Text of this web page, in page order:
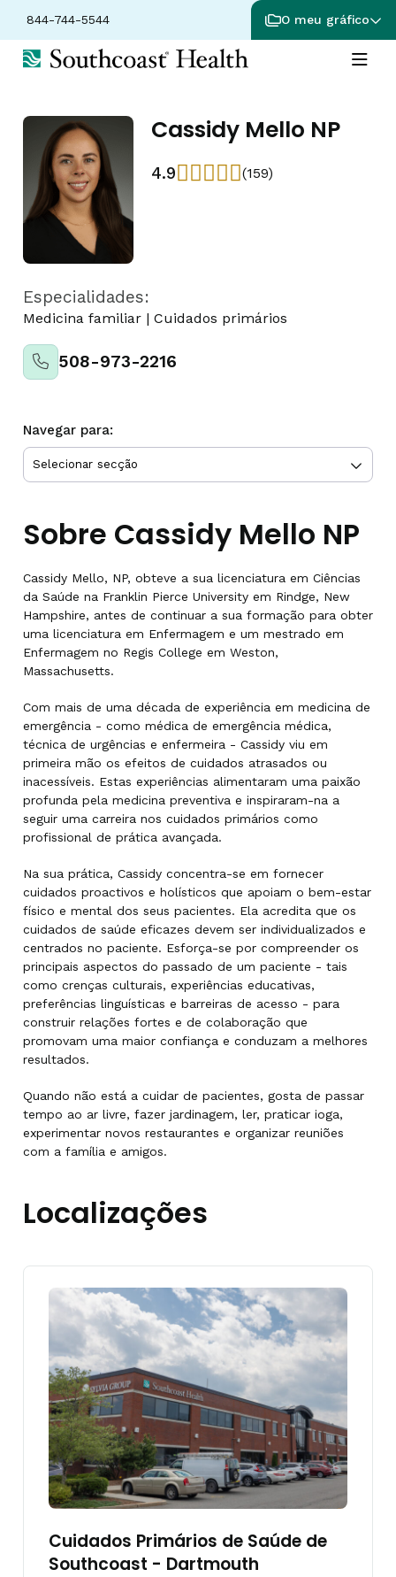
844-744-5544 O meu gráfico
Cassidy Mello NP
4.9 (159)
Especialidades:
Medicina familiar | Cuidados primários
508-973-2216
Navegar para:
Sobre Cassidy Mello NP
Cassidy Mello, NP, obteve a sua licenciatura em Ciências
da Saúde na Franklin Pierce University em Rindge, New
Hampshire, antes de continuar a sua formação para obter
uma licenciatura em Enfermagem e um mestrado em
Enfermagem no Regis College em Weston,
Massachusetts.
Com mais de uma década de experiência em medicina de
emergência - como médica de emergência médica,
técnica de urgências e enfermeira - Cassidy viu em
primeira mão os efeitos de cuidados atrasados ou
inacessíveis. Estas experiências alimentaram uma paixão
profunda pela medicina preventiva e inspiraram-na a
seguir uma carreira nos cuidados primários como
profissional de prática avançada.
Na sua prática, Cassidy concentra-se em fornecer
cuidados proactivos e holísticos que apoiam o bem-estar
físico e mental dos seus pacientes. Ela acredita que os
cuidados de saúde eficazes devem ser individualizados e
centrados no paciente. Esforça-se por compreender os
principais aspectos do passado de um paciente - tais
como crenças culturais, experiências educativas,
preferências linguísticas e barreiras de acesso - para
construir relações fortes e de colaboração que
promovam uma maior confiança e conduzam a melhores
resultados.
Quando não está a cuidar de pacientes, gosta de passar
tempo ao ar livre, fazer jardinagem, ler, praticar ioga,
experimentar novos restaurantes e organizar reuniões
com a família e amigos.
Localizações
Cuidados Primários de Saúde de
Southcoast - Dartmouth